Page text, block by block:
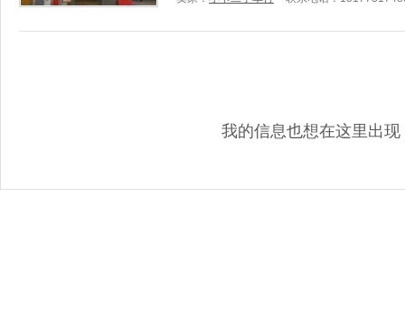
我的信息也想在这里出现